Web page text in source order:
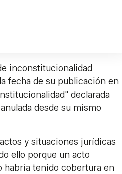
inconstitucionalidad
fecha de su publicación en
declarada
desde su mismo
y situaciones jurídicas
ello porque un acto
habría tenido cobertura en